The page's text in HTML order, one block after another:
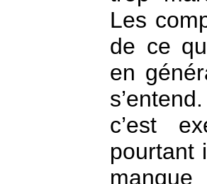
Les
de ce
en
c’est
pourtant